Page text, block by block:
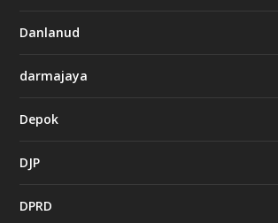
Danlanud
darmajaya
Depok
DJP
DPRD